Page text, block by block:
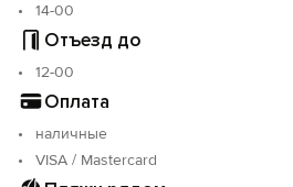
14-00
Отъезд до
12-00
Оплата
наличные
VISA / Mastercard